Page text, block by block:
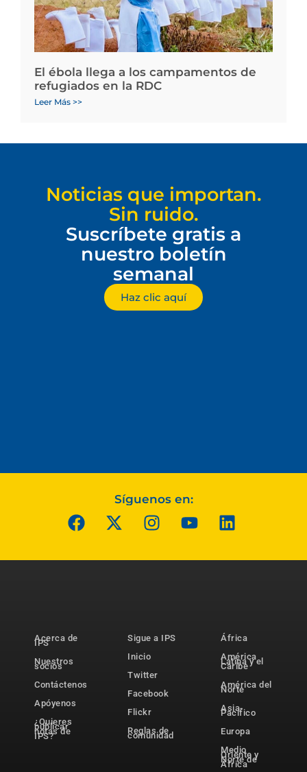
El ébola llega a los campamentos de
refugiados en la RDC
Leer Más >>
Noticias que importan.
Sin ruido.
Suscríbete gratis a
nuestro boletín
semanal
Haz clic aquí
Síguenos en:
Acerca de
IPS
Nuestros
socios
Contáctenos
Apóyenos
¿Quieres
publicar
notas de
IPS?
Sigue a IPS
Inicio
Twitter
Facebook
Flickr
Reglas de
comunidad
África
América
Latina y el
Caribe
América del
Norte
Asia-
Pacífico
Europa
Medio
Oriente y
Norte de
África